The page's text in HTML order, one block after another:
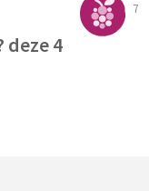
7
deze 4